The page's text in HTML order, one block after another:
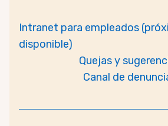
Intranet para empleados
disponible)
Quejas y
Canal de